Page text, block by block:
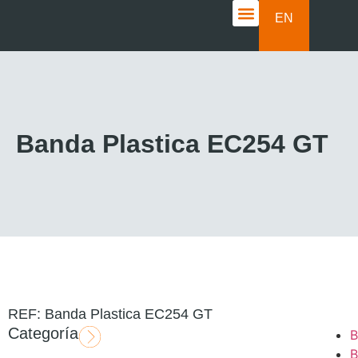
EN
Banda Plastica EC254 GT
REF: Banda Plastica EC254 GT
Categoría